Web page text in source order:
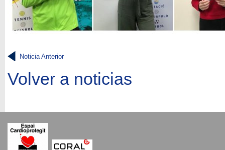
Noticia Anterior
Volver a noticias